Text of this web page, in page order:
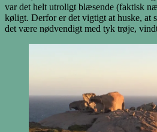
var det helt utroligt blæsende (faktisk
køligt. Derfor er det vigtigt at huske, at
det være nødvendigt med tyk trøje,